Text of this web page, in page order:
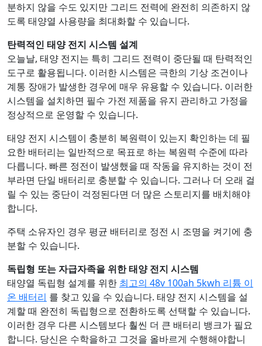
분하지 않을 수도 있지만 그리드 전력에 완전히 의존하지 않
도록 태양열 사용량을 최대화할 수 있습니다.
탄력적인 태양 전지 시스템 설계
오늘날, 태양 전지는 특히 그리드 전력이 중단될 때 탄력적인
도구로 활용됩니다. 이러한 시스템은 극한의 기상 조건이나
계통 장애가 발생한 경우에 매우 유용할 수 있습니다. 이러한
시스템을 설치하면 필수 가전 제품을 유지 관리하고 가정을
정상적으로 운영할 수 있습니다.
태양 전지 시스템이 충분히 복원력이 있는지 확인하는 데 필
요한 배터리는 일반적으로 목표로 하는 복원력 수준에 따라
다릅니다. 빠른 정전이 발생했을 때 작동을 유지하는 것이 전
부라면 단일 배터리로 충분할 수 있습니다. 그러나 더 오래 걸
릴 수 있는 중단이 걱정된다면 더 많은 스토리지를 배치해야
합니다.
주택 소유자인 경우 평균 배터리로 정전 시 조명을 켜기에 충
분할 수 있습니다.
독립형 또는 자급자족을 위한 태양 전지 시스템
태양열 독립형 설계를 위한 최고의 48v 100ah 5kwh 리튬 이
온 배터리 를 찾고 있을 수 있습니다. 태양 전지 시스템을 설
계할 때 완전히 독립형으로 전환하도록 선택할 수 있습니다.
이러한 경우 다른 시스템보다 훨씬 더 큰 배터리 뱅크가 필요
합니다. 당신은 수학을하고 그것을 올바르게 수행해야합니